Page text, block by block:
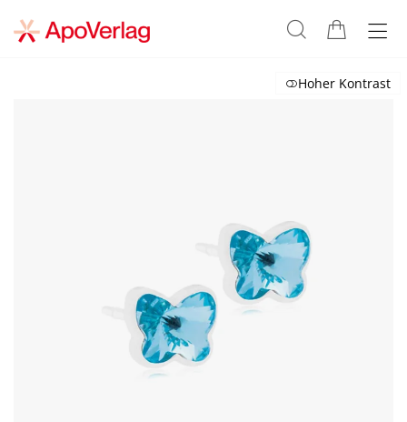
Hoher Kontrast